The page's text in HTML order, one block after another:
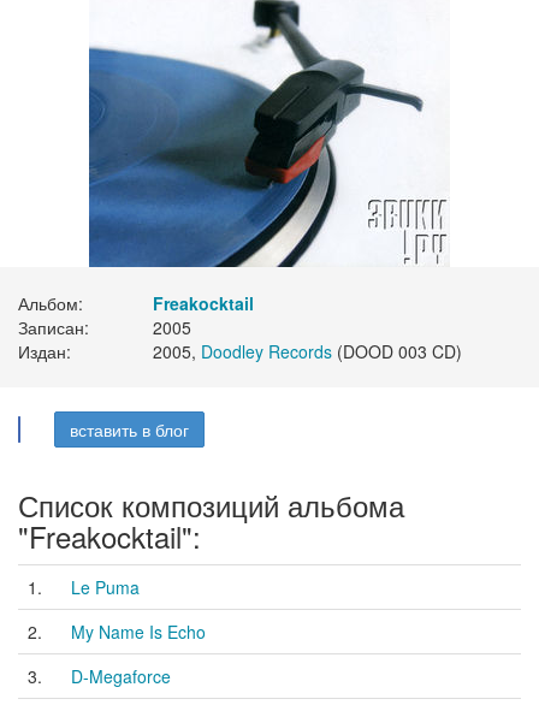
Альбом:
Freakocktail
Записан:
2005
Издан:
2005, Doodley Records (DOOD 003 CD)
вставить в блог
Список композиций альбома
"Freakocktail":
1.
Le Puma
2.
My Name Is Echo
3.
D-Megaforce